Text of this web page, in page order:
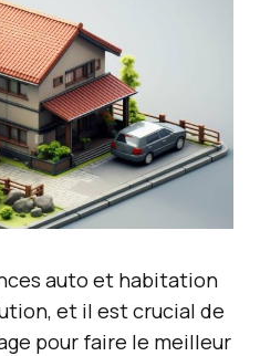
auto et habitation
et il est crucial de
pour faire le meilleur